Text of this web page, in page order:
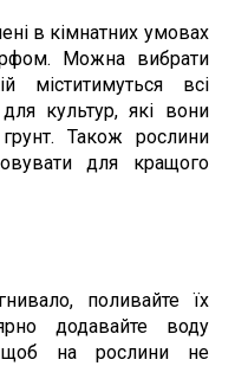
в кімнатних умовах
Можна вибрати
міститимуться всі
культур, які вони
Також рослини
для кращого
поливайте їх
додавайте воду
щоб на рослини не